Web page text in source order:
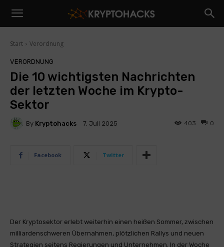
Start Verordnung
VERORDNUNG
Die 10 wichtigsten Nachrichten
der letzten Woche im Krypto-
Sektor
By Kryptohacks 7. Juli 2025 0
403
Facebook Twitter
Der Kryptosektor erlebt weiterhin einen heißen Sommer, zwischen
milliardenschweren Übernahmen, plötzlichen Rallys und neuen
Strategien seitens Regierungen und Unternehmen. In der Woche